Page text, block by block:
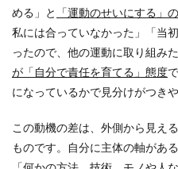
める」と
「運動のせいにする」
私には合っていなかった」「当
ったので、他の運動に取り組みた
が「自分で責任を育てる」態度
になっているかで見分けがつき
この動機の差は、外側から見え
ものです。自分に主体の軸があ